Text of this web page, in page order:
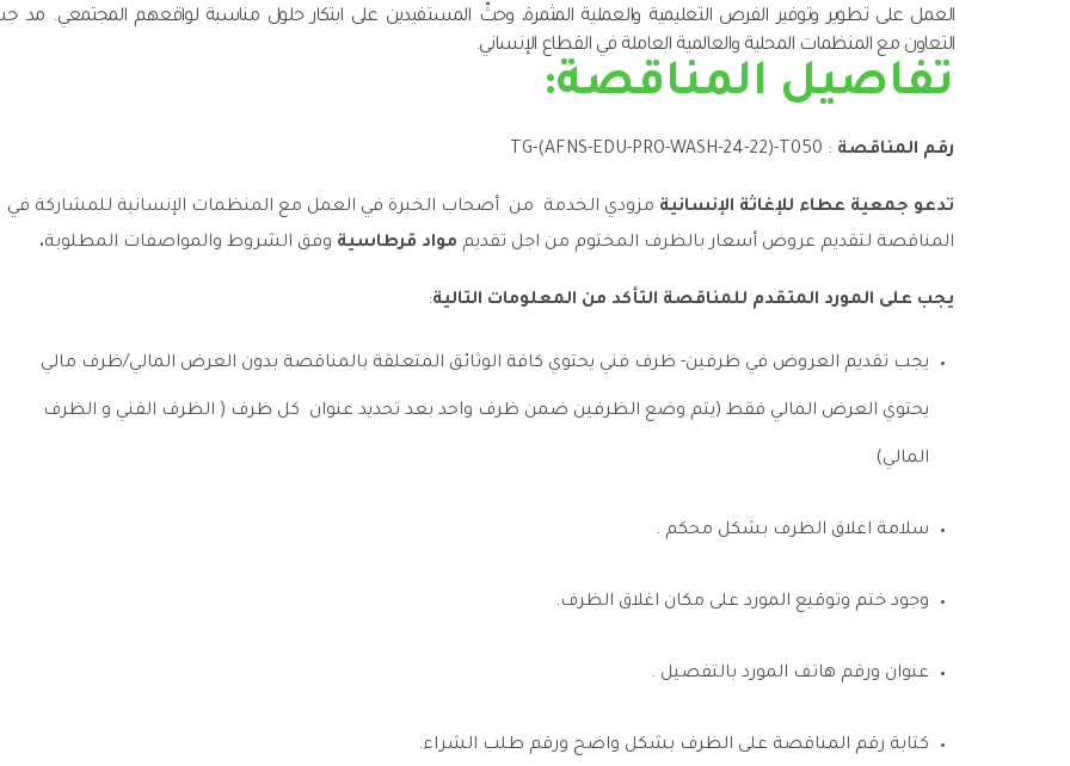
العمل على تطوير وتوفير الفرص التعليمية والعملية المثمرة، وحثّ المستفيدين على ابتكار حلول مناسبة لواقعهم المجتمعي. مد
التعاون مع المنظمات المحلية والعالمية العاملة في القطاع الإنساني.
تفاصيل المناقصة:
رقم المناقصة :
TG-(AFNS-EDU-PRO-WASH-24-22)-T050
تدعو جمعية عطاء للإغاثة الإنسانية مزودي الخدمة من
أصحاب الخبرة في العمل مع المنظمات الإنسانية للمشاركة في
المناقصة لتقديم عروض أسعار بالظرف المختوم من اجل تقديم مواد قرطاسية وفق الشروط والمواصفات المطلوبة.
يجب على المورد المتقدم للمناقصة التأكد من المعلومات التالية:
يجب تقديم العروض في ظرفين- ظرف فني يحتوي كافة الوثائق المتعلقة بالمناقصة بدون العرض المالي/ظرف مالي
يحتوي العرض المالي فقط (يتم وضع الظرفين ضمن ظرف واحد بعد تحديد عنوان كل ظرف ( الظرف الفني و الظرف
المالي)
سلامة اغلاق الظرف بشكل محكم .
وجود ختم وتوقيع المورد على مكان اغلاق الظرف.
عنوان ورقم هاتف المورد بالتفصيل .
كتابة رقم المناقصة على الظرف بشكل واضح ورقم طلب الشراء.